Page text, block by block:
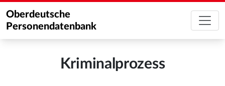
Oberdeutsche
Personendatenbank
Kriminalprozess